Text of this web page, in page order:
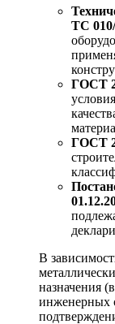
ТС 010/
ГОСТ
ГОСТ
В
назначения
инженерных